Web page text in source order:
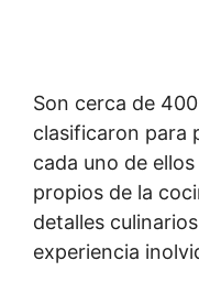
Son cerca de
clasificaron para
cada uno de
propios de la
detalles
experiencia